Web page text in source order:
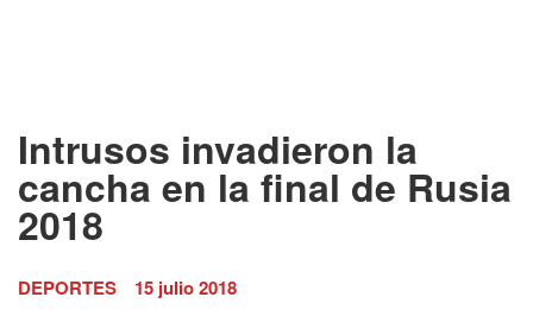
Intrusos invadieron la
cancha en la final de Rusia
2018
DEPORTES 15 julio 2018